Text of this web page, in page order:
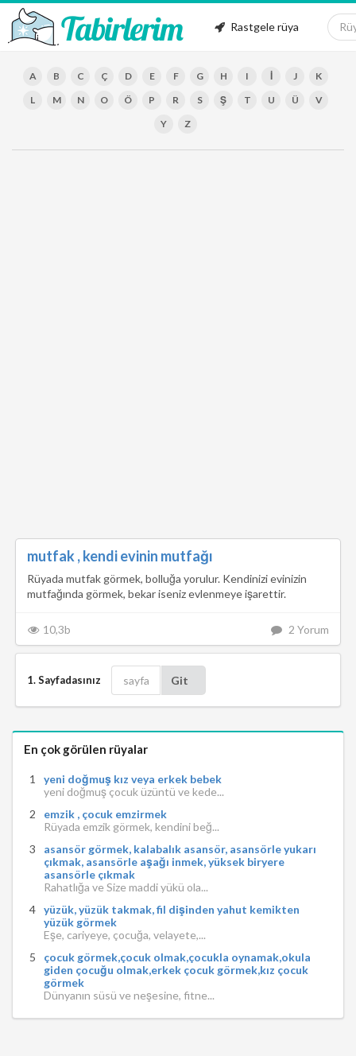
Rastgele rüya
A B C Ç D E F G H I İ J
K
L
M N O Ö P R S Ş T U Ü
V
Y
Z
mutfak , kendi evinin mutfağı
Rüyada mutfak görmek, bolluğa yorulur. Kendinizi evinizin
mutfağında görmek, bekar iseniz evlenmeye işarettir.
10,3b 2 Yorum
1. Sayfadasınız Git
En çok görülen rüyalar
yeni doğmuş kız veya erkek bebek
yeni doğmuş çocuk üzüntü ve kede...
emzik , çocuk emzirmek
Rüyada emzik görmek, kendini beğ...
asansör görmek, kalabalık asansör, asansörle yukarı
çıkmak, asansörle aşağı inmek, yüksek biryere
asansörle çıkmak
Rahatlığa ve Size maddi yükü ola...
yüzük, yüzük takmak, fil dişinden yahut kemikten
yüzük görmek
Eşe, cariyeye, çocuğa, velayete,...
çocuk görmek,çocuk olmak,çocukla oynamak,okula
giden çocuğu olmak,erkek çocuk görmek,kız çocuk
görmek
Dünyanın süsü ve neşesine, fitne...